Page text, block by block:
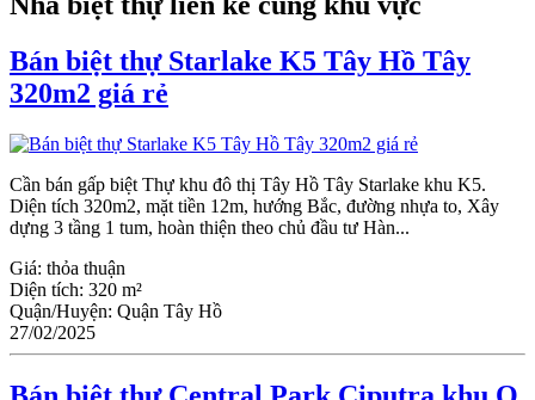
Bán biệt thự Starlake K5 Tây Hồ Tây
320m2 giá rẻ
Cần bán gấp biệt Thự khu đô thị Tây Hồ Tây Starlake khu K5.
Diện tích 320m2, mặt tiền 12m, hướng Bắc, đường nhựa to, Xây
dựng 3 tầng 1 tum, hoàn thiện theo chủ đầu tư Hàn...
Giá: thỏa thuận
Diện tích: 320 m²
Quận/Huyện: Quận Tây Hồ
27/02/2025